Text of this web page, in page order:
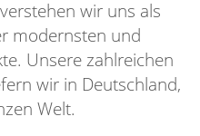
wir uns als
modernsten und
Unsere zahlreichen
wir in Deutschland,
Welt.